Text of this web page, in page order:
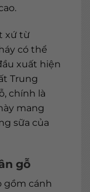
xứ từ
có thể
xuất hiện
Trung
chính là
mang
sữa của
gỗ
gồm cánh